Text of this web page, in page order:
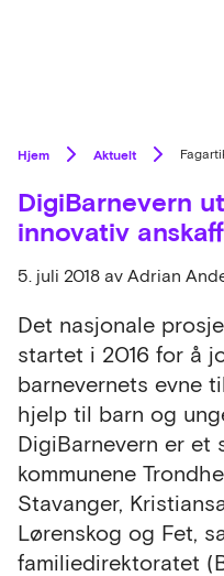
Hjem Aktuelt
DigiBarnevern
innovativ
5. juli 2018 av Adrian
Det nasjonale
startet i 2016 for å
barnevernets evne
hjelp til barn og
DigiBarnevern er et
kommunene
Stavanger,
Lørenskog og Fet,
familiedirektoratet